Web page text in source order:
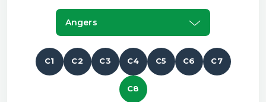
Angers
C1 C2 C3 C4 C5 C6 C7
C8